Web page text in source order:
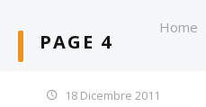
PAGE 4
Home
18 Dicembre 2011